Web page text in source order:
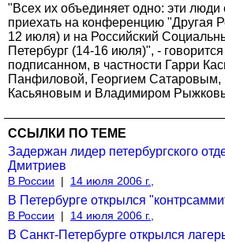
"Всех их объединяет одно: эти люди
приехать на конференцию "Другая
12 июля) и на Российский
Петербург (14-16 июля)", -
подписанном, в частности Гарри
Панфиловой, Георгием
Касьяновым и Владимиром
ССЫЛКИ ПО ТЕМЕ
Задержан лидер петербургского
Дмитриев
В России | 14 июля 2006 г.,
В Петербурге открылся
В России | 14 июля 2006 г.,
В Санкт-Петербурге открылся